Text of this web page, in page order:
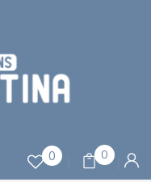
0 0